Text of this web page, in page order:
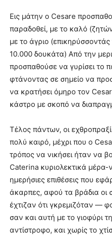
Εις μάτην ο Cesare
παραδοθεί, με το καλό
με το άγριο
10.000 δουκάτα) Από την
προσπαθούσε να γυρίσει το
φτάνοντας σε σημείο να
να κρατήσει όμηρο τον
κάστρο με σκοπό να
Τέλος πάντων, οι
πολύ καιρό, μέχρι που ο
τρόπος να νικήσει ήταν να
Caterina κυριολεκτικά μέρα-
ημερήσιες επιθέσεις που
άκαρπες, αφού τα βράδια οι
έχτιζαν ότι γκρεμιζόταν —
σαν και αυτή με το γιοφύρι
αντίστροφο, και χωρίς το